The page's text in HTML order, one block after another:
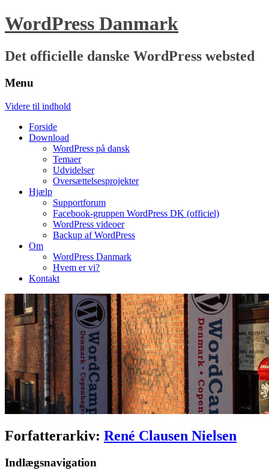
WordPress Danmark
Det officielle danske WordPress websted
Menu
Videre til indhold
Forside
Download
WordPress på dansk
Temaer
Udvidelser
Oversættelsesprojekter
Hjælp
Supportforum
Facebook-gruppen WordPress DK (officiel)
WordPress videoer
Backup af WordPress
Om
WordPress Danmark
Hvem er vi?
Kontakt
Forfatterarkiv: René Clausen Nielsen
Indlægsnavigation